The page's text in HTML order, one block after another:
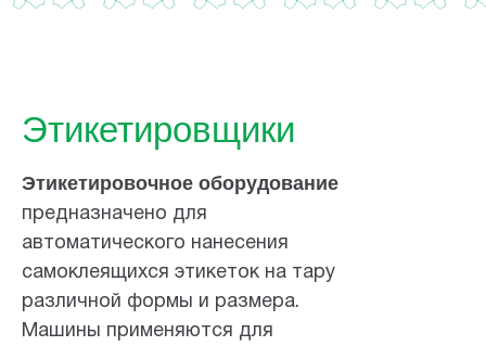
Этикетировщики
Этикетировочное оборудование
предназначено для
автоматического нанесения
самоклеящихся этикеток на тару
различной формы и размера.
Машины применяются для